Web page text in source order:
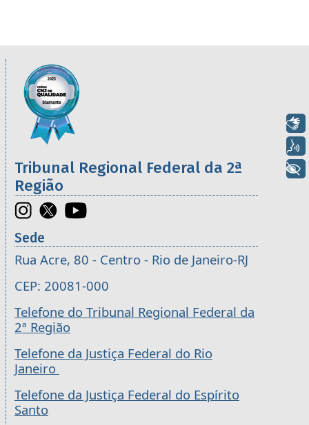
Informações úteis sobre os órgãos da 2ª
Imagem
Tribunal Regional Federal da 2ª
Região
Sede
Rua Acre, 80 - Centro - Rio de Janeiro-RJ
CEP: 20081-000
Telefone do Tribunal Regional Federal da
2ª Região
Telefone da Justiça Federal do Rio
Janeiro
Telefone da Justiça Federal do Espírito
Santo
+ Acessibilidade